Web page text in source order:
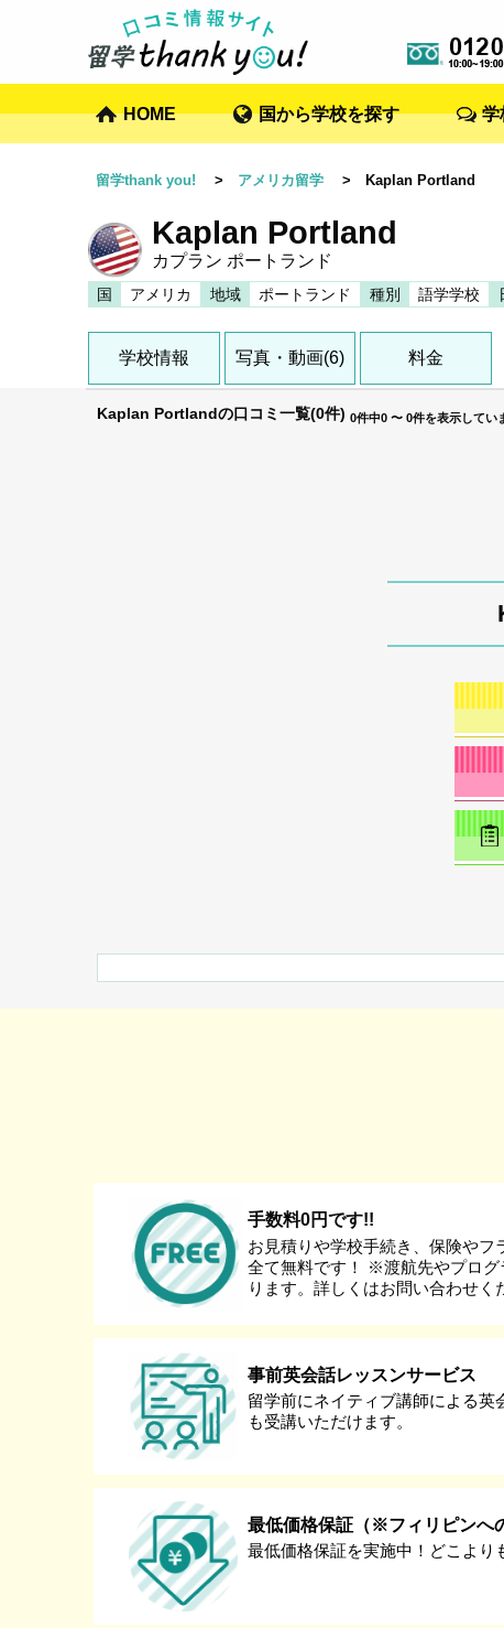
HOME 国から学校を探す 学
留学thank you! > アメリカ留学 > Kaplan Portland
Kaplan Portland
カプラン ポートランド
国 アメリカ 地域 ポートランド 種別 語学学校
学校情報 写真・動画(6) 料金
Kaplan Portlandの口コミ一覧(0件) 0件中0 〜 0件を表示してい
手数料0円です!!
お見積りや学校手続き、保険やフ
全て無料です！ ※渡航先やプログ
ります。詳しくはお問い合わせく
事前英会話レッスンサービス
留学前にネイティブ講師による英
も受講いただけます。
最低価格保証（※フィリピンへ
最低価格保証を実施中！どこより